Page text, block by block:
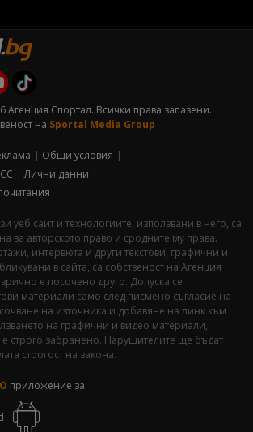
Агенция Спортал. Всички права запазени.
на Sportal Media Group
Общи условия
Лични данни
уеб сайт и технологиите, използвани в него, са
за авторското право и сродните му права.
интервюта и други текстови, графични и
в сайта, са собственост на Агенция
е посочено друго. Допуска се
материали само след писмено съгласие на
на източника и добавяне на линк към
на графични и видео материали,
е строго забранено. Нарушителите ще бъдат
строгост на закона.
приложение за: